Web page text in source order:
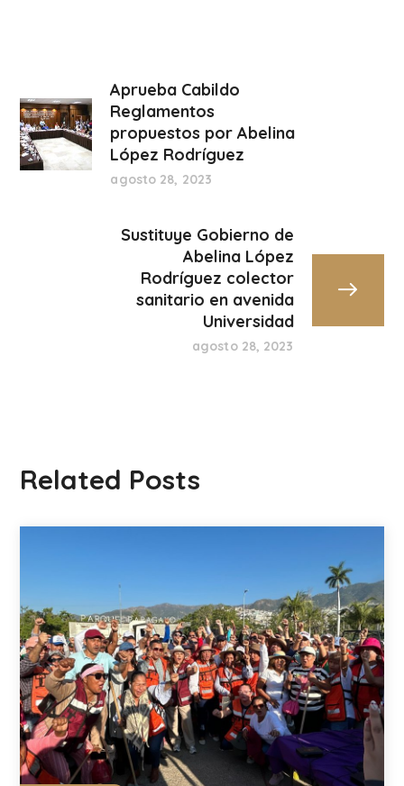
Aprueba Cabildo
Reglamentos
propuestos por Abelina
López Rodríguez
agosto 28, 2023
Sustituye Gobierno de
Abelina López
Rodríguez colector
sanitario en avenida
Universidad
agosto 28, 2023
Related Posts